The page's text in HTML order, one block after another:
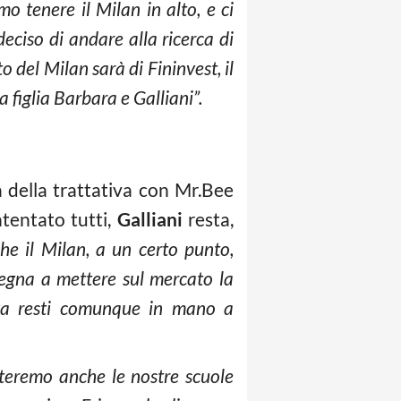
tenere il Milan in alto, e ci
di andare alla ricerca di
del Milan sarà di Fininvest, il
figlia Barbara e Galliani”.
della trattativa con Mr.Bee
tutti, Galliani resta,
il Milan, a un certo punto,
a mettere sul mercato la
resti comunque in mano a
anche le nostre scuole